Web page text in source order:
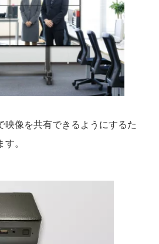
映像を共有できるようにするた
。